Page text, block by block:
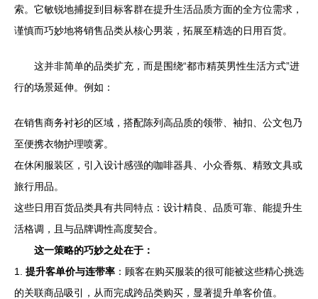
索。它敏锐地捕捉到目标客群在提升生活品质方面的全方位需求，
谨慎而巧妙地将销售品类从核心男装，拓展至精选的日用百货。
这并非简单的品类扩充，而是围绕“都市精英男性生活方式”进
行的场景延伸。例如：
在销售商务衬衫的区域，搭配陈列高品质的领带、袖扣、公文包乃
至便携衣物护理喷雾。
在休闲服装区，引入设计感强的咖啡器具、小众香氛、精致文具或
旅行用品。
这些日用百货品类具有共同特点：设计精良、品质可靠、能提升生
活格调，且与品牌调性高度契合。
这一策略的巧妙之处在于：
1. 提升客单价与连带率 ：顾客在购买服装的很可能被这些精心挑选
的关联商品吸引，从而完成跨品类购买，显著提升单客价值。